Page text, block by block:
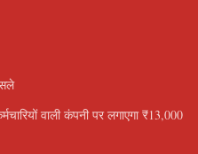
वाली कंपनी पर लगाएगा ₹13,000